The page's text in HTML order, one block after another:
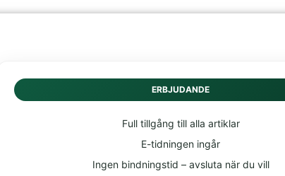
ERBJUDANDE
Full tillgång till alla artiklar
E-tidningen ingår
Ingen bindningstid – avsluta när du vill